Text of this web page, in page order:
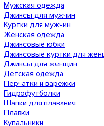
Мужская одежда
Джинсы для мужчин
Куртки для мужчин
Женская одежда
Джинсовые юбки
Джинсовые куртки для
Джинсы для женщин
Детская одежда
Перчатки и варежки
Гидрофутболки
Шапки для плавания
Плавки
Купальники